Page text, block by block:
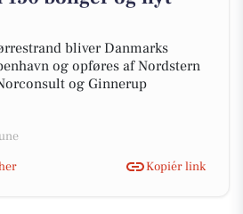
bliver Danmarks
og opføres af Nordstern
og Ginnerup
Kopiér link